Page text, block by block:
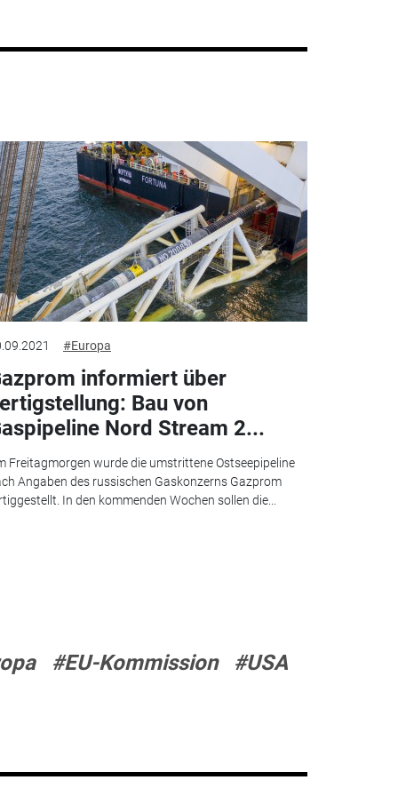
#Europa
informiert über
Bau von
Nord Stream 2...
Freitagmorgen wurde die umstrittene Ostseepipeline
Angaben des russischen Gaskonzerns Gazprom
In den kommenden Wochen sollen die...
#EU-Kommission #USA